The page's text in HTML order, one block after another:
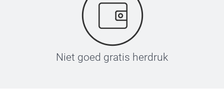
Niet goed gratis herdruk